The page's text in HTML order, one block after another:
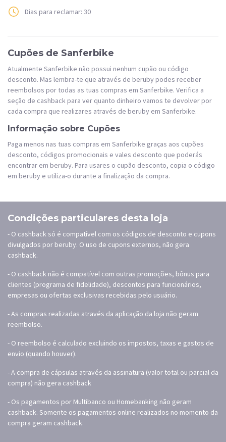
Dias para reclamar: 30
Cupões de Sanferbike
Atualmente Sanferbike não possui nenhum cupão ou código
desconto. Mas lembra-te que através de beruby podes receber
reembolsos por todas as tuas compras em Sanferbike. Verifica a
seção de cashback para ver quanto dinheiro vamos te devolver por
cada compra que realizares através de beruby em Sanferbike.
Informação sobre Cupões
Paga menos nas tuas compras em Sanferbike graças aos cupões
desconto, códigos promocionais e vales desconto que poderás
encontrar em beruby. Para usares o cupão desconto, copia o código
em beruby e utiliza-o durante a finalização da compra.
Condições particulares desta loja
- O cashback só é compatível com os códigos de desconto e cupons
divulgados por beruby. O uso de cupons externos, não gera
cashback.
- O cashback não é compatível com outras promoções, bônus para
clientes (programa de fidelidade), descontos para funcionários,
empresas ou ofertas exclusivas recebidas pelo usuário.
- As compras realizadas através da aplicação da loja não geram
reembolso.
- O reembolso é calculado excluindo os impostos, taxas e gastos de
envio (quando houver).
- A compra de cápsulas através da assinatura (valor total ou parcial da
compra) não gera cashback
- Os pagamentos por Multibanco ou Homebanking não geram
cashback. Somente os pagamentos online realizados no momento da
compra geram cashback.